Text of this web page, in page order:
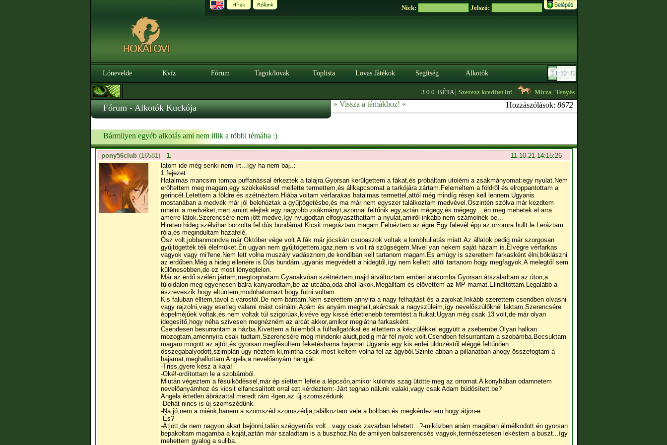
Nick: Jelszó:
Lónevelde Kvíz Fórum Tagok/lovak Toplista Lovas Játékok Segítség Alkotók
3.0.0. BÉTA|Szerezz kreditet itt! Mirza_Tenyészet- Sziasztok! Fríz csikót,lovat vennék!
Fórum - Alkotók Kuckója » Vissza a témákhoz! « Hozzászólások: 8672
Bármilyen egyéb alkotás ami nem illik a többi témába :)
pony56club(16581) - 1.
11.10.21 14:15:26
látom ide még senki nem írt...így ha nem baj..:
1.fejezet
Hatalmas mancsim tompa puffanással érkeztek a talajra.Gyorsan kerülgettem a fákat,és próbáltam utolérni a zsákmányomat:egy nyulat.Nem
erőltettem meg magam,egy szökkeléssel mellette termettem,és állkapcsomat a tarkójára zártam.Felemeltem a földről és elroppantottam a
gerincét.Letettem a földre és szétnéztem.Hiába voltam vérfarakas hatalmas termettel,attól még mindíg résen kell lennem.Ugyanis
mostanában a medvék már jól belehúztak a gyűjtögetésbe,és ma már nem egyszer találkoztam medvével.Őszintén szólva már kezdtem
rühelni a medvéket,mert amint elejtek egy nagyobb zsákmányt,azonnal feltűnik egy,aztán mégegy,és mégegy....én meg mehetek el arra
amerre látok.Szerencsére nem jött medve,így nyugodtan elfogyaszthattam a nyulat,amiről inkább nem számolnék be...
Hireten hideg szélvihar borzolta fel dús bundámat.Kicsit megráztam magam.Felnéztem az égre.Egy falevél épp az orromra hullt le.Leráztam
róla,és megindultam hazafelé.
Ősz volt,jobbanmondva már Október vége volt.A fák már jócskán csupaszok voltak a lombhullatás miatt.Az állatok pedig már szorgosan
gyűjtögették téli élelmüket.Én ugyan nem gyűjtögettem,igaz,nem is volt rá szügségem.Mivel van nekem saját házam is.Elvégre vérfarkas
vagyok vagy mi‘fene.Nem lett volna muszály vadásznom,de kondiban kell tartanom magam.És amúgy is szerettem farkasként élni,bóklászni
az erdőben.Még a hideg ellenére is.Dús bundám ugyanis megvédett a hidegtől,így nem kellett attól tartanom hogy megfagyok.A melegtől sem
különesebben,de ez most lényegtelen.
Már az erdő szélén jártam,megtorpnatam.Gyanakvóan szétnéztem,majd átváltoztam emberi alakomba.Gyorsan átszaladtam az úton,a
túloldalon meg egyenesen balra kanyarodtam,be az utcába,oda ahol lakok.Megálltam és elővettem az MP-mamat.Elindítottam.Legalább a
észreveszik hogy eltüntem,modnhatomazt hogy futni voltam.
Kis faluban élltem,távol a várostól.De nem bántam.Nem szerettem annyira a nagy felhajtást és a zajokat.Inkább szerettem csendben olvasni
vagy rajzolni,vagy esetleg valami mást csinálni.Apám és anyám meghalt,akárcsak a nagyszüleim,így nevelőszülőknél laktam.Szerencsére
éppelméjűek voltak,és nem voltak túl szigorúak,kivéve egy kissé értetlenebb teremtést:a fiukat.Ugyan még csak 13 volt,de már olyan
idegesítő,hogy néha szivesen megnézném az arcát akkor,amikor meglátna farkasként.
Csendesen besurrantam a házba.Kivettem a fülemből a fülhallgatókat és eltettem a készülékkel eggyütt a zsebembe.Olyan halkan
mozogtam,amennyira csak tudtam.Szerencsére még mindenki aludt,pedig már fél nyolc volt.Csendben felsurrantam a szobámba.Becsuktam
magam mögött az ajtót,és gyorsan megfésültem feketésbarna hajamat.Ugyanis egy kis erdei üldözéstől eléggé feltűnően
összegabalyodott,szimplán úgy néztem ki,mintha csak most keltem volna fel az ágyból.Szinte abban a pillanatban ahogy összefogtam a
hajamat,meghallottam Angela,a nevelőanyám hangját.
-Triss,gyere kész a kaja!
-Oké!-ordítottam le a szobámból.
Miután végeztem a fésülködéssel,már ép siettem lefele a lépcsőn,amikor különös szag ütötte meg az orromat.A konyhában odamnetem
nevelőanyámhoz és kicsit elfancsalított orral ezt kérdeztem:-Járt tegnap nálunk valaki,vagy csak Adam büdösített be?
Angela értetlen ábrázattal meredt rám.-Igen,az új szomszédunk.
-Dehát nincs is új szomszédünk.
-Na jó,nem a miénk,hanem a szomszéd szomszédja,találkoztam vele a boltban és megkérdeztem hogy átjön-e.
-És?
-Átjött,de nem nagyon akart bejönni,talán szégyenlős volt...vagy csak zavarban lehetett...?-miközben anám magában álmélkodott én gyorsan
bepakoltam magamba a kaját,aztán már szaladtam is a buszhoz.Na de amilyen balszerencsés vagyok,természetesen lekéstem a buszt...így
mehettem gyalog a suliba.